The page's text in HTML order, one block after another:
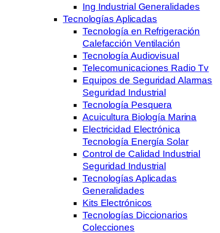
Ing Industrial Generalidades
Tecnologías Aplicadas
Tecnología en Refrigeración
Calefacción Ventilación
Tecnología Audiovisual
Telecomunicaciones Radio Tv
Equipos de Seguridad Alarmas
Seguridad Industrial
Tecnología Pesquera
Acuicultura Biología Marina
Electricidad Electrónica
Tecnología Energía Solar
Control de Calidad Industrial
Seguridad Industrial
Tecnologías Aplicadas
Generalidades
Kits Electrónicos
Tecnologías Diccionarios
Colecciones